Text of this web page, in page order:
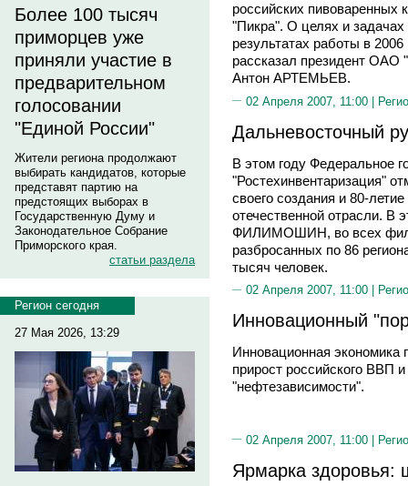
Более 100 тысяч
приморцев уже
приняли участие в
предварительном
голосовании
"Единой России"
Жители региона продолжают
выбирать кандидатов, которые
представят партию на
предстоящих выборах в
Государственную Думу и
Законодательное Собрание
Приморского края.
статьи раздела
Регион сегодня
27 Мая 2026, 13:29
российских пивоваренных
"Пикра". О целях и задачах
результатах работы в
рассказал президент ОАО
Антон АРТЕМЬЕВ.
02 Апреля 2007, 11:00 |
Дальневосточный
В этом году Федеральное
"Ростехинвентаризация"
своего создания и 80-
отечественной отрасли. В
ФИЛИМОШИН, во всех
разбросанных по 86
тысяч человек.
02 Апреля 2007, 11:00 |
Инновационный
Инновационная экономика
прирост российского ВВП
"нефтезависимости".
02 Апреля 2007, 11:00 |
Ярмарка здоровья: